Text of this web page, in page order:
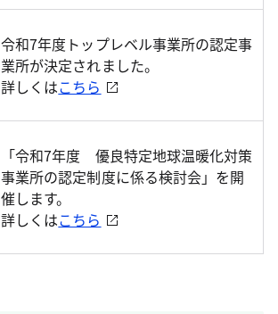
令和7年度トップレベル事業所の認定事
業所が決定されました。
詳しくはこちら
「令和7年度 優良特定地球温暖化対策
事業所の認定制度に係る検討会」を開
催します。
詳しくはこちら